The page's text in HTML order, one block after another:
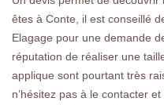
êtes à Conte, il est conseillé
Elagage pour une demande
réputation de réaliser une
applique sont pourtant très
n’hésitez pas à le contacter